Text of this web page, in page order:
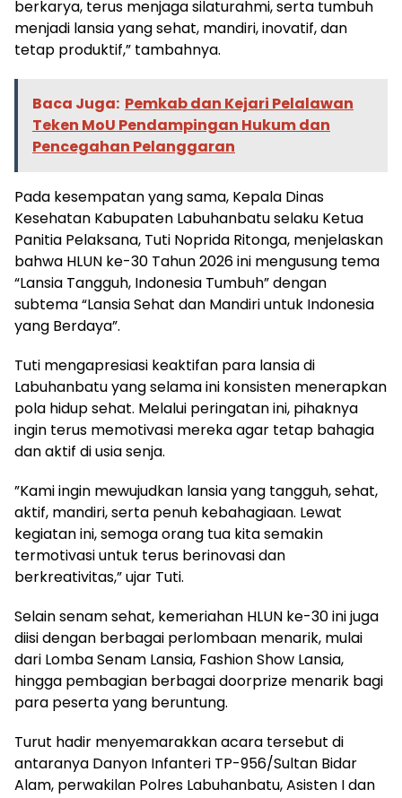
berkarya, terus menjaga silaturahmi, serta tumbuh
menjadi lansia yang sehat, mandiri, inovatif, dan
tetap produktif,” tambahnya.
Baca Juga: Pemkab dan Kejari Pelalawan
Teken MoU Pendampingan Hukum dan
Pencegahan Pelanggaran
​Pada kesempatan yang sama, Kepala Dinas
Kesehatan Kabupaten Labuhanbatu selaku Ketua
Panitia Pelaksana, Tuti Noprida Ritonga, menjelaskan
bahwa HLUN ke-30 Tahun 2026 ini mengusung tema
“Lansia Tangguh, Indonesia Tumbuh” dengan
subtema “Lansia Sehat dan Mandiri untuk Indonesia
yang Berdaya”.
​Tuti mengapresiasi keaktifan para lansia di
Labuhanbatu yang selama ini konsisten menerapkan
pola hidup sehat. Melalui peringatan ini, pihaknya
ingin terus memotivasi mereka agar tetap bahagia
dan aktif di usia senja.
​”Kami ingin mewujudkan lansia yang tangguh, sehat,
aktif, mandiri, serta penuh kebahagiaan. Lewat
kegiatan ini, semoga orang tua kita semakin
termotivasi untuk terus berinovasi dan
berkreativitas,” ujar Tuti.
​Selain senam sehat, kemeriahan HLUN ke-30 ini juga
diisi dengan berbagai perlombaan menarik, mulai
dari Lomba Senam Lansia, Fashion Show Lansia,
hingga pembagian berbagai doorprize menarik bagi
para peserta yang beruntung.
​Turut hadir menyemarakkan acara tersebut di
antaranya Danyon Infanteri TP-956/Sultan Bidar
Alam, perwakilan Polres Labuhanbatu, Asisten I dan